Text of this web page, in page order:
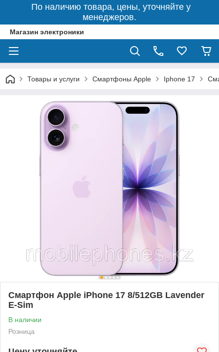
По наличию товара, цены, уточняйте у
менеджеров.
Магазин электроники
Товары и услуги Смартфоны Apple Iphone 17
Смартфон Apple iPhone 17 8/512GB Lavender
E-Sim
В наличии
Розница